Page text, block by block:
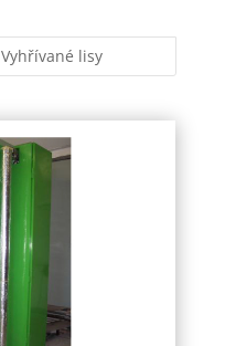
Vyhřívané lisy